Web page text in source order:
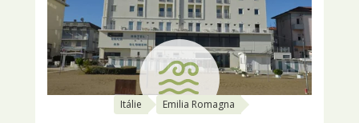
Itálie Emilia Romagna